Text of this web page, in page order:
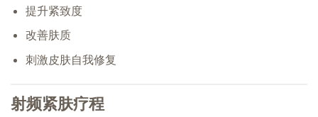
提升紧致度
改善肤质
刺激皮肤自我修复
射频紧肤疗程